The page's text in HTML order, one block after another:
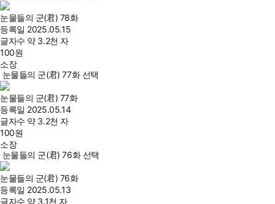
눈물들의 군(君) 78화
등록일 2025.05.15
글자수 약 3.2천 자
100원
소장
눈물들의 군(君) 77화 선택
눈물들의 군(君) 77화
등록일 2025.05.14
글자수 약 3.2천 자
100원
소장
눈물들의 군(君) 76화 선택
눈물들의 군(君) 76화
등록일 2025.05.13
글자수 약 3.1천 자